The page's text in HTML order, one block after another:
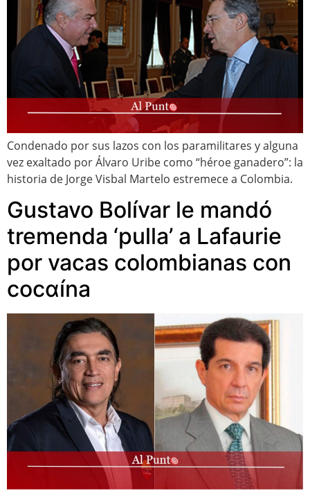
Condenado por sus lazos con los paramilitares y alguna
vez exaltado por Álvaro Uribe como “héroe ganadero”: la
historia de Jorge Visbal Martelo estremece a Colombia.
Gustavo Bolívar le mandó
tremenda ‘pulla’ a Lafaurie
por vacas colombianas con
cocαína